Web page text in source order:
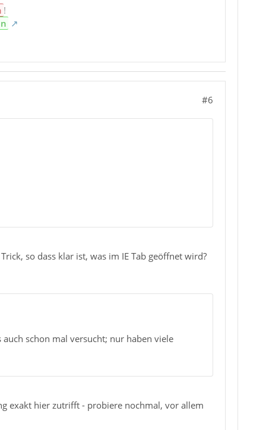
!
#6
so dass klar ist, was im IE Tab geöffnet wird?
schon mal versucht; nur haben viele
exakt hier zutrifft - probiere nochmal, vor allem